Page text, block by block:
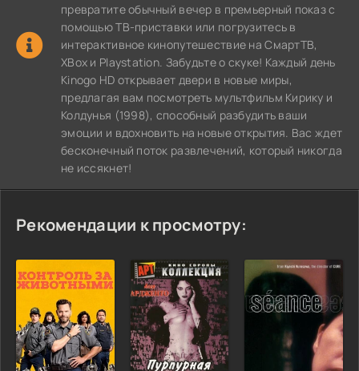
превратите обычный вечер в премьерный показ с
помощью ТВ-приставки или погрузитесь в
интерактивное кинопутешествие на СмартТВ,
XBox и Playstation. Забудьте о скуке! Каждый день
Kinogo HD открывает двери в новые миры,
предлагая вам посмотреть мультфильм Кирику и
Колдунья (1998), способный разбудить ваши
эмоции и вдохновить на новые открытия. Вас ждет
бесконечный поток развлечений, который никогда
не иссякнет!
Рекомендации к просмотру: